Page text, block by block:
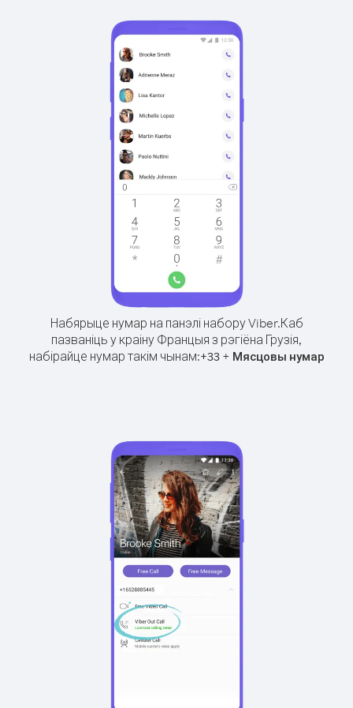
Набярыце нумар на панэлі набору Viber.Каб
пазваніць у краіну Францыя з рэгіёна Грузія,
набірайце нумар такім чынам:+33+ Мясцовы нумар